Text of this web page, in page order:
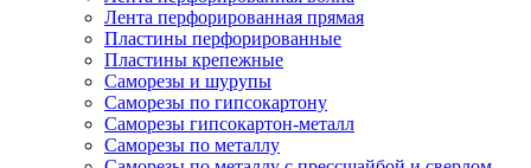
Лента перфорированная прямая
Пластины перфорированные
Пластины крепежные
Саморезы и шурупы
Саморезы по гипсокартону
Саморезы гипсокартон-металл
Саморезы по металлу